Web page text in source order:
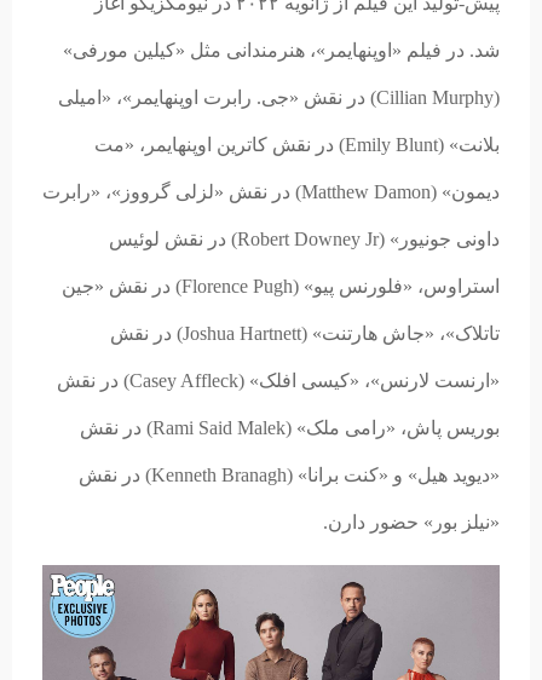
شد. در فیلم «اوپنهایمر»، هنرمندانی مثل «کیلین مورفی»
(Cillian Murphy) در نقش «جی. رابرت اوپنهایمر»، «امیلی
بلانت» (Emily Blunt) در نقش کاترین اوپنهایمر، «مت
دیمون» (Matthew Damon) در نقش «لزلی گرووز»، «رابرت
داونی جونیور» (Robert Downey Jr) در نقش لوئیس
استراوس، «فلورنس پیو» (Florence Pugh) در نقش «جین
تاتلاک»، «جاش هارتنت» (Joshua Hartnett) در نقش
«ارنست لارنس»، «کیسی افلک» (Casey Affleck) در نقش
بوریس پاش، «رامی ملک» (Rami Said Malek) در نقش
«دیوید هیل» و «کنت برانا» (Kenneth Branagh) در نقش
«نیلز بور» حضور دارن.